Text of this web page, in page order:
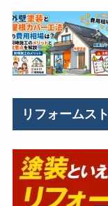
リフォームス